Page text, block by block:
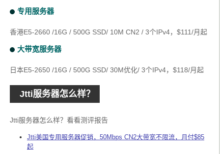
专用服务器
香港E5-2660 /16G / 500G SSD/ 10M CN2 / 3个IPv4，$111/月起
大带宽服务器
日本E5-2650 /16G / 500G SSD/ 30M优化/ 3个IPv4，$118/月起
Jtti服务器怎么样？
Jtti服务器怎么样？看看测评报告
Jtti美国专用服务器促销，50Mbps CN2大带宽不限流，月付$85
起